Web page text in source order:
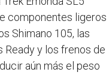
componentes ligeros
Shimano 105, las
Ready y los frenos de
aún más el peso